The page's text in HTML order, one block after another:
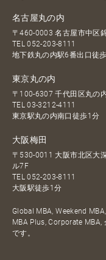
名古屋丸の内
〒460-0003 名古屋市中区
TEL052-203-8111
地下鉄丸の内駅6番出口徒
東京丸の内
〒100-6307 千代田区丸の
TEL03-3212-4111
東京駅丸の内南口徒歩1分
大阪梅田
〒530-0011 大阪市北区大
ル7F
TEL052-203-8111
大阪駅徒歩1分
Global MBA, Weekend
MBA Plus, Corporate MBA,
です。